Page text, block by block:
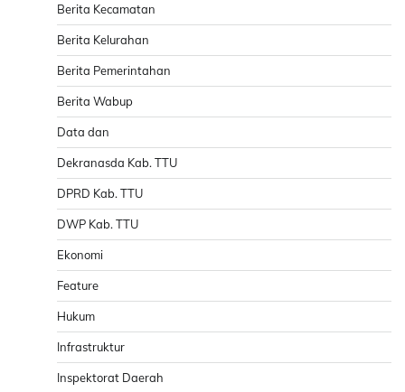
Berita Kecamatan
Berita Kelurahan
Berita Pemerintahan
Berita Wabup
Data dan
Dekranasda Kab. TTU
DPRD Kab. TTU
DWP Kab. TTU
Ekonomi
Feature
Hukum
Infrastruktur
Inspektorat Daerah